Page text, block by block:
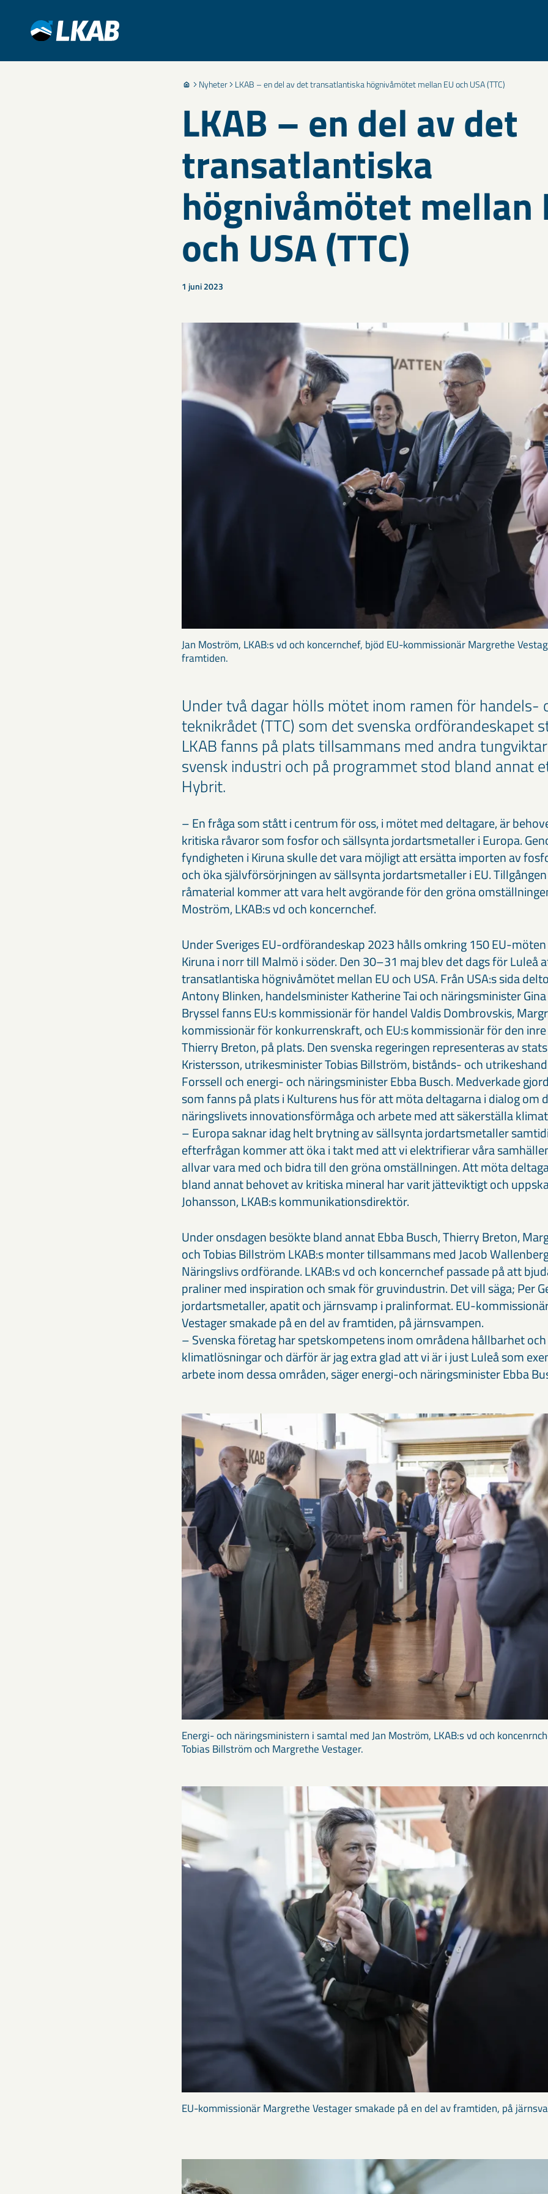
Nyheter LKAB – en del av det transatlantiska högnivåmötet mellan EU och USA (TTC)
LKAB – en del av det
transatlantiska
högnivåmötet mellan
och USA (TTC)
1 juni 2023
Jan Moström, LKAB:s vd och koncernchef, bjöd EU-kommissionär Margrethe
framtiden.
Under två dagar hölls mötet inom ramen för handels-
teknikrådet (TTC) som det svenska ordförandeskapet
LKAB fanns på plats tillsammans med andra
svensk industri och på programmet stod bland annat
Hybrit.
– En fråga som stått i centrum för oss, i mötet med deltagare, är
kritiska råvaror som fosfor och sällsynta jordartsmetaller i Europa.
fyndigheten i Kiruna skulle det vara möjligt att ersätta importen av
och öka självförsörjningen av sällsynta jordartsmetaller i EU.
råmaterial kommer att vara helt avgörande för den gröna
Moström, LKAB:s vd och koncernchef.
Under Sveriges EU-ordförandeskap 2023 hålls omkring 150 EU-
Kiruna i norr till Malmö i söder. Den 30–31 maj blev det dags för Luleå
transatlantiska högnivåmötet mellan EU och USA. Från USA:s sida
Antony Blinken, handelsminister Katherine Tai och näringsminister
Bryssel fanns EU:s kommissionär för handel Valdis Dombrovskis,
kommissionär för konkurrenskraft, och EU:s kommissionär för den
Thierry Breton, på plats. Den svenska regeringen representeras av
Kristersson, utrikesminister Tobias Billström, bistånds- och
Forssell och energi- och näringsminister Ebba Busch. Medverkade
som fanns på plats i Kulturens hus för att möta deltagarna i dialog om
näringslivets innovationsförmåga och arbete med att säkerställa
– Europa saknar idag helt brytning av sällsynta jordartsmetaller
efterfrågan kommer att öka i takt med att vi elektrifierar våra
allvar vara med och bidra till den gröna omställningen. Att möta
bland annat behovet av kritiska mineral har varit jätteviktigt och
Johansson, LKAB:s kommunikationsdirektör.
Under onsdagen besökte bland annat Ebba Busch, Thierry Breton,
och Tobias Billström LKAB:s monter tillsammans med Jacob
Näringslivs ordförande. LKAB:s vd och koncernchef passade på att
praliner med inspiration och smak för gruvindustrin. Det vill säga; Per
jordartsmetaller, apatit och järnsvamp i pralinformat. EU-
Vestager smakade på en del av framtiden, på järnsvampen.
– Svenska företag har spetskompetens inom områdena hållbarhet
klimatlösningar och därför är jag extra glad att vi är i just Luleå som
arbete inom dessa områden, säger energi-och näringsminister Ebba
Energi- och näringsministern i samtal med Jan Moström, LKAB:s vd och
Tobias Billström och Margrethe Vestager.
EU-kommissionär Margrethe Vestager smakade på en del av framtiden, på